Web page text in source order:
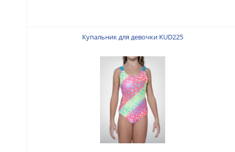
Купальник для девочки KUD225